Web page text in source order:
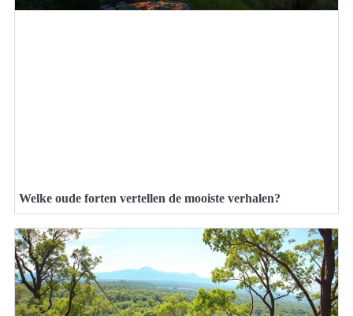
Welke oude forten vertellen de mooiste verhalen?